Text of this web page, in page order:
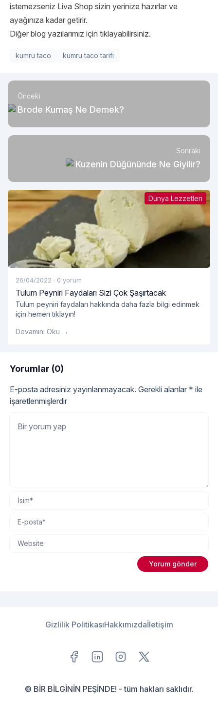
istemezseniz Liva Shop sizin yerinize hazırlar ve
ayağınıza kadar getirir.
Diğer blog yazılarımız için tıklayabilirsiniz.
kumru taco kumru taco tarifi
Önceki
Brode Kumaş Ne Demek?
Sonraki
Kuzenin Düğününde Ne Giyilir?
Dünya Lezzetleri
26/04/2022 · 0 yorum
Tulum Peyniri Faydaları Sizi Çok Şaşırtacak
Tulum peyniri faydaları hakkında daha fazla bilgi edinmek
için hemen tıklayın!
Devamını Oku →
Yorumlar (0)
E-posta adresiniz yayınlanmayacak. Gerekli alanlar * ile
işaretlenmişlerdir
Gizlilik PolitikasıHakkımızdaİletişim
© BİR BİLGİNİN PEŞİNDE! - tüm hakları saklıdır.